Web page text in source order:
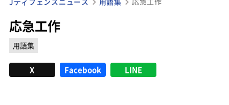
応急工作
用語集
X Facebook LINE